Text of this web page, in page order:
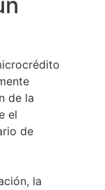
de la
el
de
la